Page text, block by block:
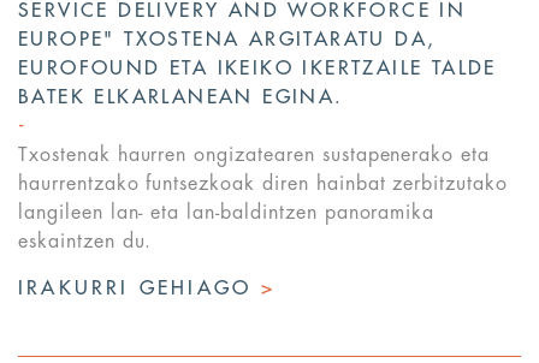
SERVICE DELIVERY AND WORKFORCE IN
EUROPE" TXOSTENA ARGITARATU DA,
EUROFOUND ETA IKEIKO IKERTZAILE TALDE
BATEK ELKARLANEAN EGINA.
Txostenak haurren ongizatearen sustapenerako eta
haurrentzako funtsezkoak diren hainbat zerbitzutako
langileen lan- eta lan-baldintzen panoramika
eskaintzen du.
IRAKURRI GEHIAGO>